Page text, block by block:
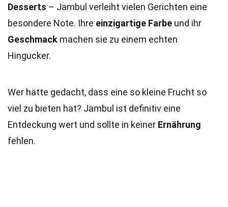
Desserts – Jambul verleiht vielen Gerichten eine
besondere Note. Ihre einzigartige Farbe und ihr
Geschmack machen sie zu einem echten
Hingucker.
Wer hätte gedacht, dass eine so kleine Frucht so
viel zu bieten hat? Jambul ist definitiv eine
Entdeckung wert und sollte in keiner Ernährung
fehlen.